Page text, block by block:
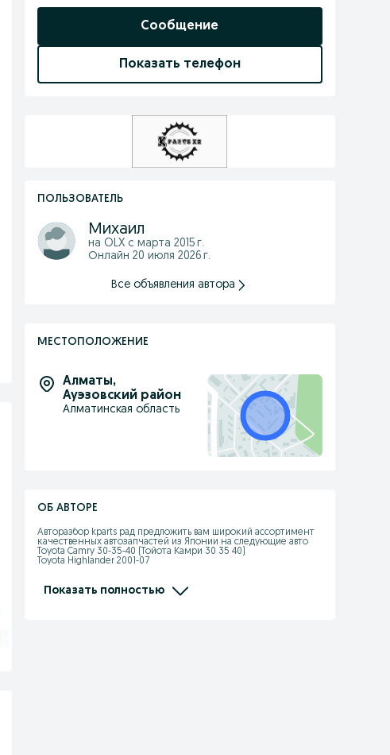
Сообщение
Показать телефон
ПОЛЬЗОВАТЕЛЬ
Михаил
на OLX с марта 2015 г.
Онлайн 20 июля 2026 г.
Все объявления автора
МЕСТОПОЛОЖЕНИЕ
Алматы,
Ауэзовский район
Алматинская область
ОБ АВТОРЕ
Авторазбор kparts рад предложить вам широкий ассортимент
качественных автозапчастей из Японии на следующие авто
Toyota Camry 30-35-40 (Тойота Камри 30 35 40)
Toyota Highlander 2001-07
Mercedes Benz W124 W140 W210
Показать полностью